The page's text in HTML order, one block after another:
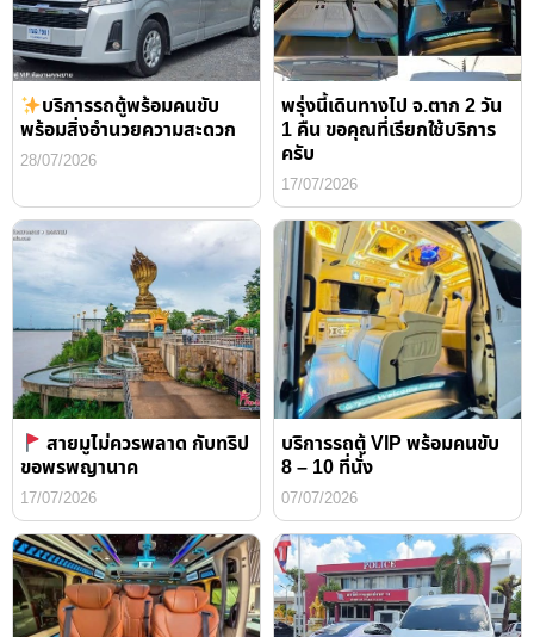
บริการรถตู้พร้อมคนขับ
พร้อมสิ่งอำนวยความสะดวก
28/07/2026
พรุ่งนี้เดินทางไป จ.ตาก 2 วัน
1 คืน ขอคุณที่เรียกใช้บริการ
ครับ
17/07/2026
สายมูไม่ควรพลาด กับทริป
ขอพรพญานาค
17/07/2026
บริการรถตู้ VIP พร้อมคนขับ
8 – 10 ที่นั่ง
07/07/2026